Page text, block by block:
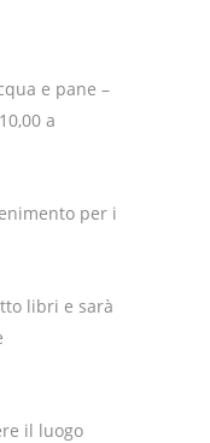
e pane –
a
per i
libri e sarà
il luogo